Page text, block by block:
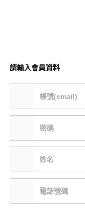
請輸入會員資料
帳號(email)
密碼
姓名
電話號碼